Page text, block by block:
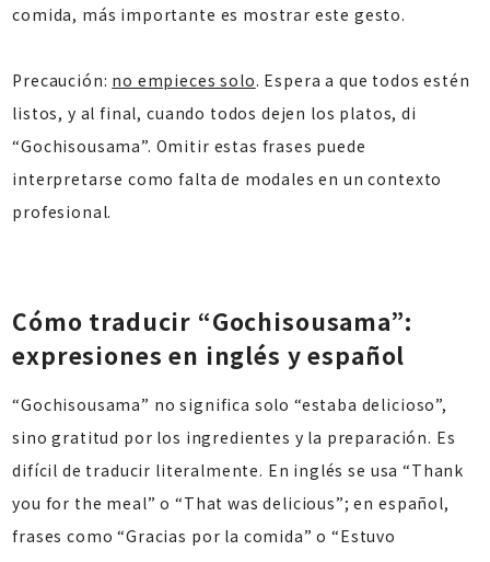
comida, más importante es mostrar este gesto.
Precaución: no empieces solo. Espera a que todos estén
listos, y al final, cuando todos dejen los platos, di
“Gochisousama”. Omitir estas frases puede
interpretarse como falta de modales en un contexto
profesional.
Cómo traducir “Gochisousama”:
expresiones en inglés y español
“Gochisousama” no significa solo “estaba delicioso”,
sino gratitud por los ingredientes y la preparación. Es
difícil de traducir literalmente. En inglés se usa “Thank
you for the meal” o “That was delicious”; en español,
frases como “Gracias por la comida” o “Estuvo